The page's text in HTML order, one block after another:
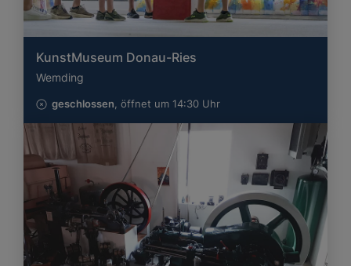
KunstMuseum Donau-Ries
Wemding
geschlossen , öffnet um 14:30 Uhr